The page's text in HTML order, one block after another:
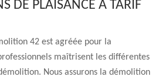
DE PLAISANCE À TARIF
42 est agréée pour la
maîtrisent les différentes
Nous assurons la démolition